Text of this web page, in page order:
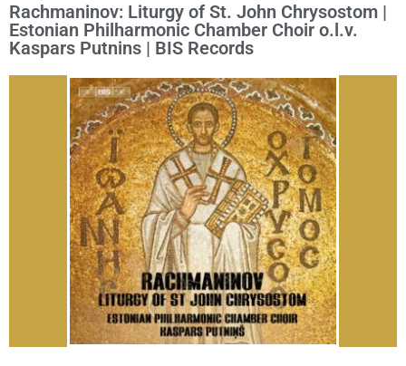
Rachmaninov: Liturgy of St. John Chrysostom |
Estonian Philharmonic Chamber Choir o.l.v.
Kaspars Putnins | BIS Records